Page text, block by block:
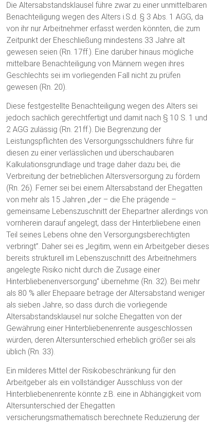
Die Altersabstandsklausel führe zwar zu einer unmittelbaren
Benachteiligung wegen des Alters i.S.d. § 3 Abs. 1 AGG, da
von ihr nur Arbeitnehmer erfasst werden könnten, die zum
Zeitpunkt der Eheschließung mindestens 33 Jahre alt
gewesen seien (Rn. 17ff.). Eine darüber hinaus mögliche
mittelbare Benachteiligung von Männern wegen ihres
Geschlechts sei im vorliegenden Fall nicht zu prüfen
gewesen (Rn. 20).
Diese festgestellte Benachteiligung wegen des Alters sei
jedoch sachlich gerechtfertigt und damit nach § 10 S. 1 und
2 AGG zulässig (Rn. 21ff.). Die Begrenzung der
Leistungspflichten des Versorgungsschuldners führe für
diesen zu einer verlässlichen und überschaubaren
Kalkulationsgrundlage und trage daher dazu bei, die
Verbreitung der betrieblichen Altersversorgung zu fördern
(Rn. 26). Ferner sei bei einem Altersabstand der Ehegatten
von mehr als 15 Jahren „der – die Ehe prägende –
gemeinsame Lebenszuschnitt der Ehepartner allerdings von
vornherein darauf angelegt, dass der Hinterbliebene einen
Teil seines Lebens ohne den Versorgungsberechtigten
verbringt”. Daher sei es „legitim, wenn ein Arbeitgeber dieses
bereits strukturell im Lebenszuschnitt des Arbeitnehmers
angelegte Risiko nicht durch die Zusage einer
Hinterbliebenenversorgung” übernehme (Rn. 32). Bei mehr
als 80 % aller Ehepaare betrage der Altersabstand weniger
als sieben Jahre, so dass durch die vorliegende
Altersabstandsklausel nur solche Ehegatten von der
Gewährung einer Hinterbliebenenrente ausgeschlossen
würden, deren Altersunterschied erheblich größer sei als
üblich (Rn. 33).
Ein milderes Mittel der Risikobeschränkung für den
Arbeitgeber als ein vollständiger Ausschluss von der
Hinterbliebenenrente könnte z.B. eine in Abhängigkeit vom
Altersunterschied der Ehegatten
versicherungsmathematisch berechnete Reduzierung der